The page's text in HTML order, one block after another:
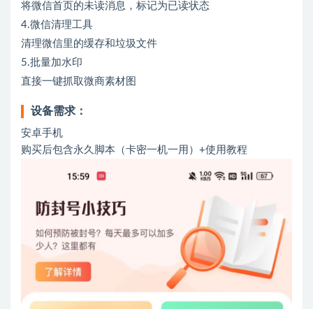
将微信首页的未读消息，标记为已读状态
4.微信清理工具
清理微信里的缓存和垃圾文件
5.批量加水印
直接一键抓取微商素材图
设备需求：
安卓手机
购买后包含永久脚本（卡密一机一用）+使用教程